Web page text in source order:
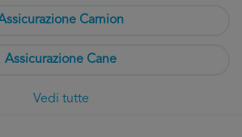
Camion
Assicurazione Cane
Vedi tutte